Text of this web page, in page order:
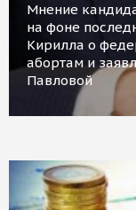
Мнение
на фоне
Кирилла о
абортам и
Павловой